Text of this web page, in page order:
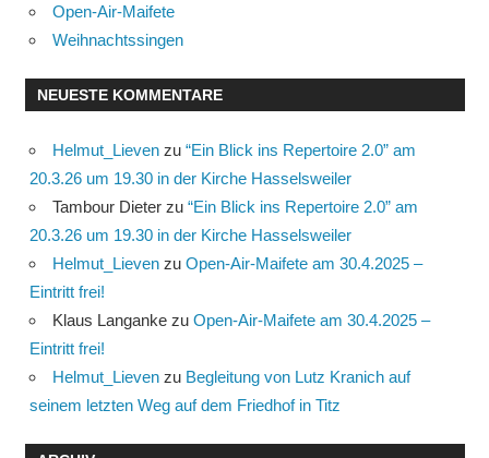
Open-Air-Maifete
Weihnachtssingen
NEUESTE KOMMENTARE
Helmut_Lieven zu “Ein Blick ins Repertoire 2.0” am
20.3.26 um 19.30 in der Kirche Hasselsweiler
Tambour Dieter zu “Ein Blick ins Repertoire 2.0” am
20.3.26 um 19.30 in der Kirche Hasselsweiler
Helmut_Lieven zu Open-Air-Maifete am 30.4.2025 –
Eintritt frei!
Klaus Langanke zu Open-Air-Maifete am 30.4.2025 –
Eintritt frei!
Helmut_Lieven zu Begleitung von Lutz Kranich auf
seinem letzten Weg auf dem Friedhof in Titz